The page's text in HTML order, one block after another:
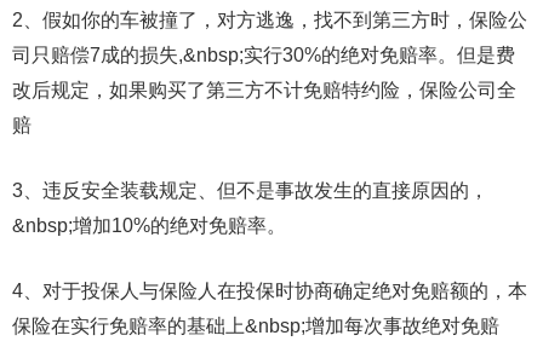
2、假如你的车被撞了，对方逃逸，找不到第三方时，保险公
司只赔偿7成的损失,&nbsp;实行30%的绝对免赔率。但是费
改后规定，如果购买了第三方不计免赔特约险，保险公司全
赔
3、违反安全装载规定、但不是事故发生的直接原因的，
&nbsp;增加10%的绝对免赔率。
4、对于投保人与保险人在投保时协商确定绝对免赔额的，本
保险在实行免赔率的基础上&nbsp;增加每次事故绝对免赔